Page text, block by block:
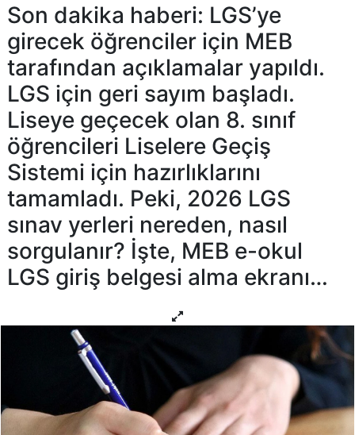
Son dakika haberi: LGS’ye
girecek öğrenciler için MEB
tarafından açıklamalar yapıldı.
LGS için geri sayım başladı.
Liseye geçecek olan 8. sınıf
öğrencileri Liselere Geçiş
Sistemi için hazırlıklarını
tamamladı. Peki, 2026 LGS
sınav yerleri nereden, nasıl
sorgulanır? İşte, MEB e-okul
LGS giriş belgesi alma ekranı…